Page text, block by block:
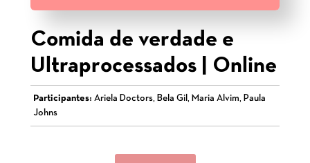
Comida de verdade e
Ultraprocessados | Online
Participantes: Ariela Doctors, Bela Gil, Maria Alvim, Paula
Johns